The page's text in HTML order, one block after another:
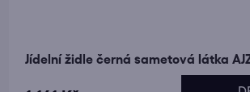
Jídelní židle černá sametová látka